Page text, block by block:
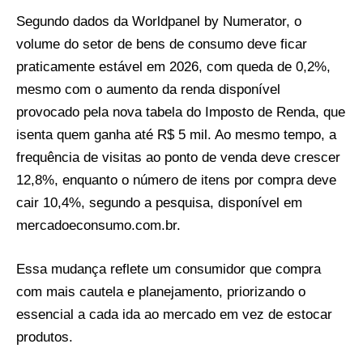
Segundo dados da Worldpanel by Numerator, o
volume do setor de bens de consumo deve ficar
praticamente estável em 2026, com queda de 0,2%,
mesmo com o aumento da renda disponível
provocado pela nova tabela do Imposto de Renda, que
isenta quem ganha até R$ 5 mil. Ao mesmo tempo, a
frequência de visitas ao ponto de venda deve crescer
12,8%, enquanto o número de itens por compra deve
cair 10,4%, segundo a pesquisa, disponível em
mercadoeconsumo.com.br.
Essa mudança reflete um consumidor que compra
com mais cautela e planejamento, priorizando o
essencial a cada ida ao mercado em vez de estocar
produtos.